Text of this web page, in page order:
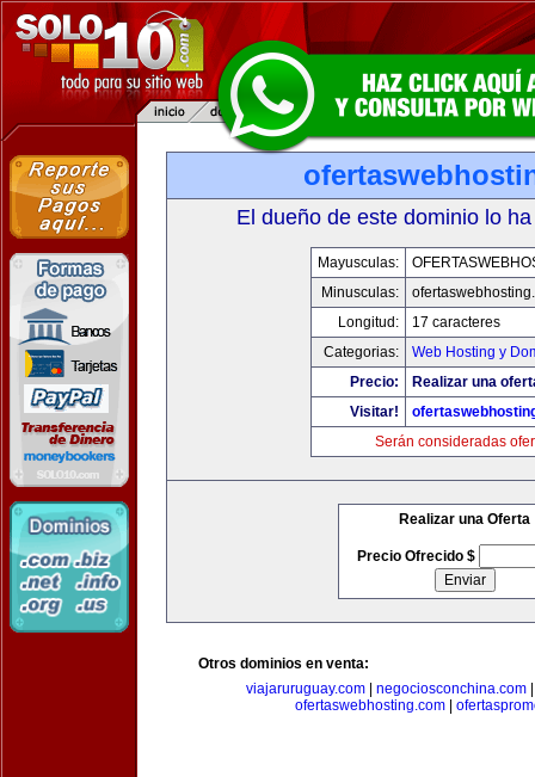
El dueño de este dominio lo
Mayusculas:
Minusculas:
Longitud:
17 caracteres
Categorias:
Web Hosting y
Precio:
Realizar una
Visitar!
Serán consideradas
Realizar una Oferta
Precio Ofrecido $
Otros dominios en venta:
viajaruruguay.com| negociosconchina.com
ofertaswebhosting.com|